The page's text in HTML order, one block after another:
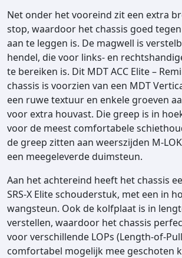
a
a
n
t
a
l
Net onder het vooreind zit een extra
stop, waardoor het chassis goed
aan te leggen is. De magwell is
hendel, die voor links- en
te bereiken is. Dit MDT ACC Elite –
chassis is voorzien van een MDT
een ruwe textuur en enkele groeven
voor extra houvast. Die greep is in
voor de meest comfortabele
de greep zitten aan weerszijden M-
een meegeleverde duimsteun.
Aan het achtereind heeft het chassis
SRS-X Elite schouderstuk, met een in
wangsteun. Ook de kolfplaat is in
verstellen, waardoor het chassis
voor verschillende LOPs (Length-of-
comfortabel mogelijk mee geschoten